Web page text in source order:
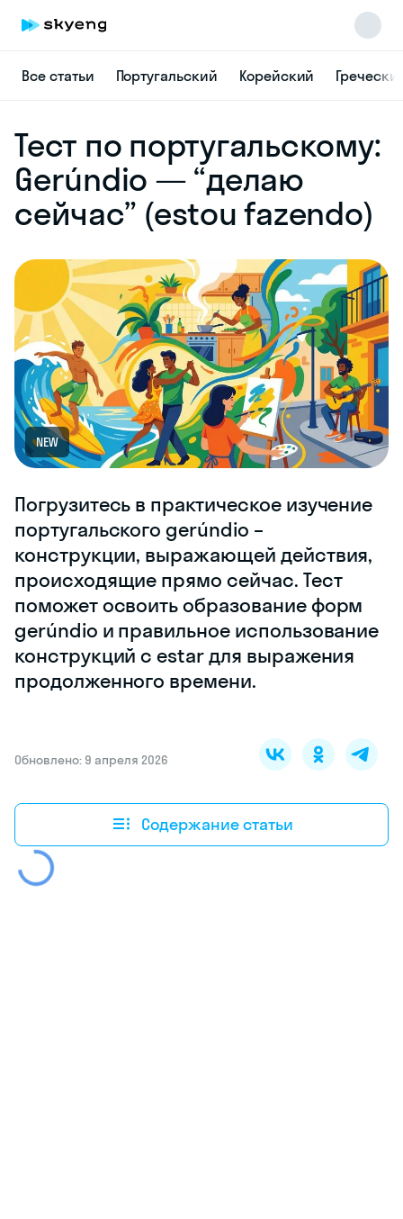
Все статьи Португальский Корейский
Тест по португальскому:
Gerúndio — “делаю
сейчас” (estou fazendo)
NEW
Погрузитесь в практическое изучение
португальского gerúndio –
конструкции, выражающей действия,
происходящие прямо сейчас. Тест
поможет освоить образование форм
gerúndio и правильное использование
конструкций с estar для выражения
продолженного времени.
Обновлено: 9 апреля 2026
Содержание статьи
online